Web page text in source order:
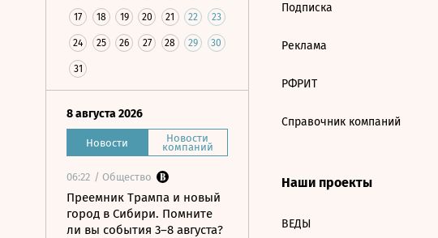
17 18 19 20 21 22 23
24 25 26 27 28 29 30
31
8 августа 2026
Новости Новости
компаний
06:22 / Общество
Преемник Трампа и новый
город в Сибири. Помните
ли вы события 3–8 августа?
Подписка
Реклама
РФРИТ
Справочник компаний
Наши проекты
ВЕДЫ